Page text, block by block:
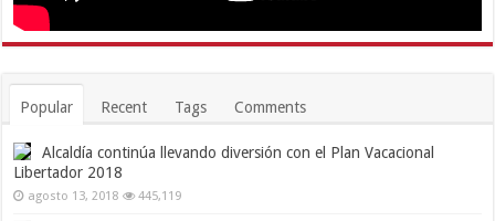
Popular Recent Tags Comments
Alcaldía continúa llevando diversión con el Plan Vacacional
Libertador 2018
agosto 13, 2018 445,119